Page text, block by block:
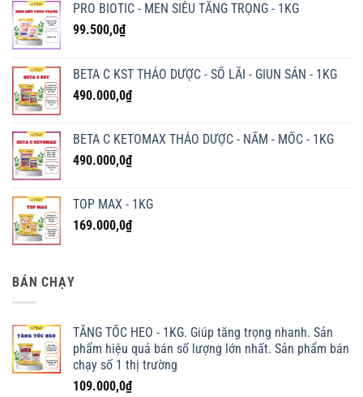
PRO BIOTIC - MEN SIÊU TĂNG TRỌNG - 1KG
99.500,0₫
BETA C KST THẢO DƯỢC - SỔ LÃI - GIUN SÁN - 1KG
490.000,0₫
BETA C KETOMAX THẢO DƯỢC - NẤM - MỐC - 1KG
490.000,0₫
TOP MAX - 1KG
169.000,0₫
BÁN CHẠY
TĂNG TỐC HEO - 1KG. Giúp tăng trọng nhanh. Sản
phẩm hiệu quả bán số lượng lớn nhất. Sản phẩm bán
chạy số 1 thị trường
109.000,0₫